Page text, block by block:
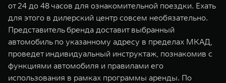
WEY 07
Расширяя границы комфорта
от 6 149 000 ₽
WEY 05
Эстетика
от 24 до 48 часов для ознакомительной поездки. Ехать
для этого в дилерский центр совсем необязательно.
Представитель бренда доставит выбранный
автомобиль по указанному адресу в пределах МКАД,
проведет индивидуальный инструктаж, познакомив с
функциями автомобиля и правилами его
использования в рамках программы аренды. По